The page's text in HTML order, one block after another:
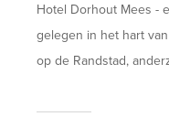
Hotel Dorhout Mees -
gelegen in het hart
op de Randstad,